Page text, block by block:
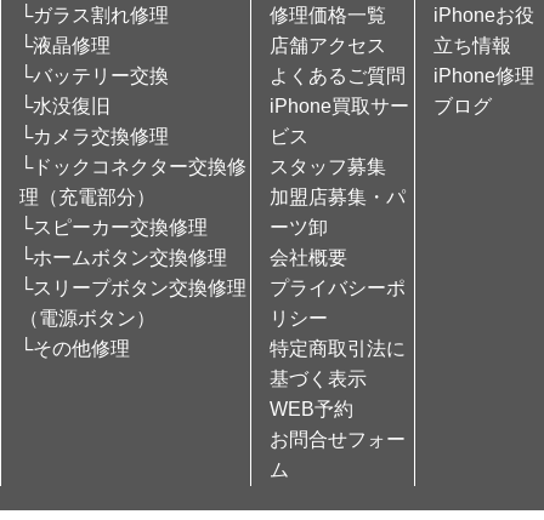
└ガラス割れ修理
└液晶修理
└バッテリー交換
└水没復旧
└カメラ交換修理
└ドックコネクター交換修
理（充電部分）
└スピーカー交換修理
└ホームボタン交換修理
└スリープボタン交換修理
（電源ボタン）
└その他修理
修理価格一覧
店舗アクセス
よくあるご質問
iPhone買取サー
ビス
スタッフ募集
加盟店募集・パ
ーツ卸
会社概要
プライバシーポ
リシー
特定商取引法に
基づく表示
WEB予約
お問合せフォー
ム
iPhoneお役
立ち情報
iPhone修理
ブログ